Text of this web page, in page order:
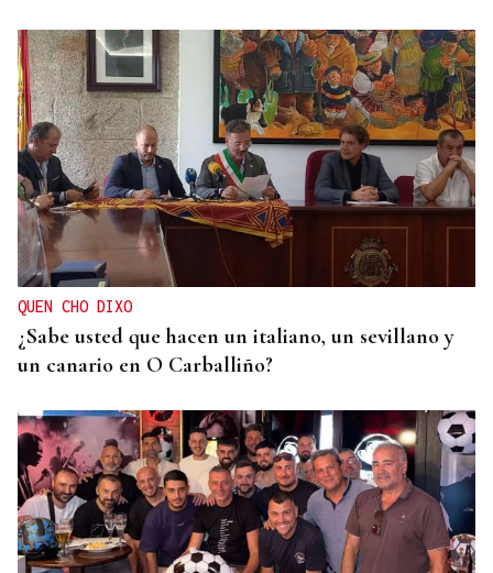
QUEN CHO DIXO
¿Sabe usted que hacen un italiano, un sevillano y
un canario en O Carballiño?